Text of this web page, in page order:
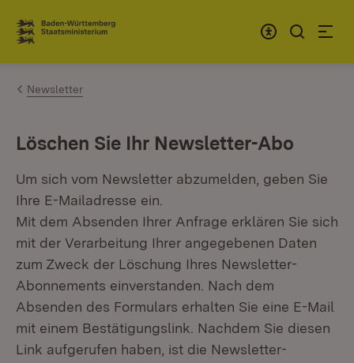
Zum Inhalt springen
Link zur Startseite
Newsletter
Löschen Sie Ihr Newsletter-Abo
Um sich vom Newsletter abzumelden, geben Sie
Ihre E-Mailadresse ein.
Mit dem Absenden Ihrer Anfrage erklären Sie sich
mit der Verarbeitung Ihrer angegebenen Daten
zum Zweck der Löschung Ihres Newsletter-
Abonnements einverstanden. Nach dem
Absenden des Formulars erhalten Sie eine E-Mail
mit einem Bestätigungslink. Nachdem Sie diesen
Link aufgerufen haben, ist die Newsletter-